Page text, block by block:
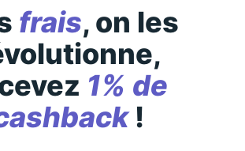
frais, on les
1% de
!